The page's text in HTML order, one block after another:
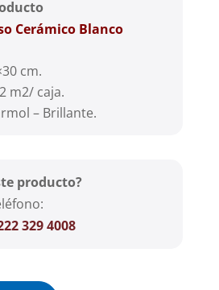
Cerámico Blanco
cm.
m2/ caja.
– Brillante.
producto?
329 4008